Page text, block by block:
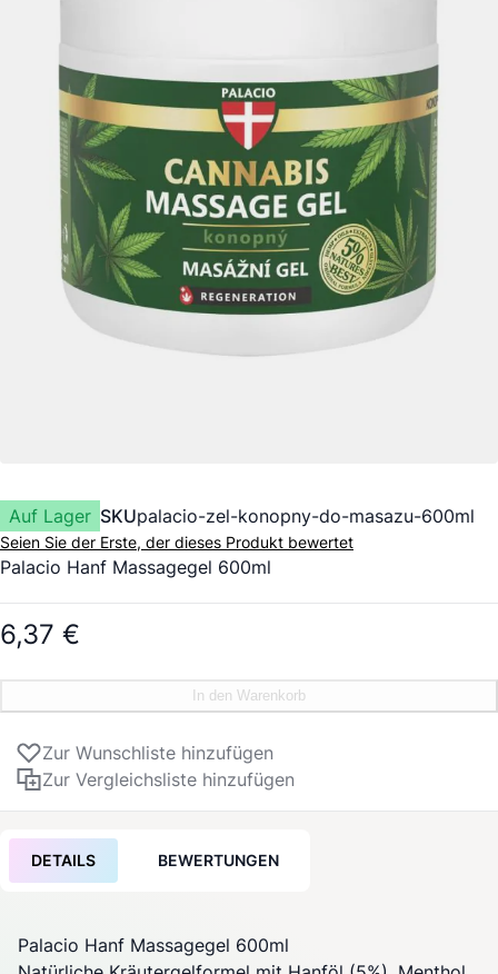
Auf Lager SKUpalacio-zel-konopny-do-masazu-600ml
Seien Sie der Erste, der dieses Produkt bewertet
Palacio Hanf Massagegel 600ml
6,37 €
In den Warenkorb
Zur Wunschliste hinzufügen
Zur Vergleichsliste hinzufügen
DETAILS BEWERTUNGEN
Palacio Hanf Massagegel 600ml